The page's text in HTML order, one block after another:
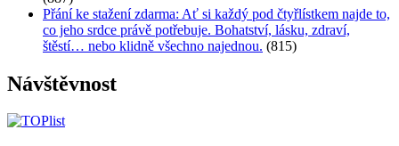
Přání ke stažení zdarma: Ať si každý pod čtyřlístkem najde to,
co jeho srdce právě potřebuje. Bohatství, lásku, zdraví,
štěstí… nebo klidně všechno najednou. (815)
Návštěvnost